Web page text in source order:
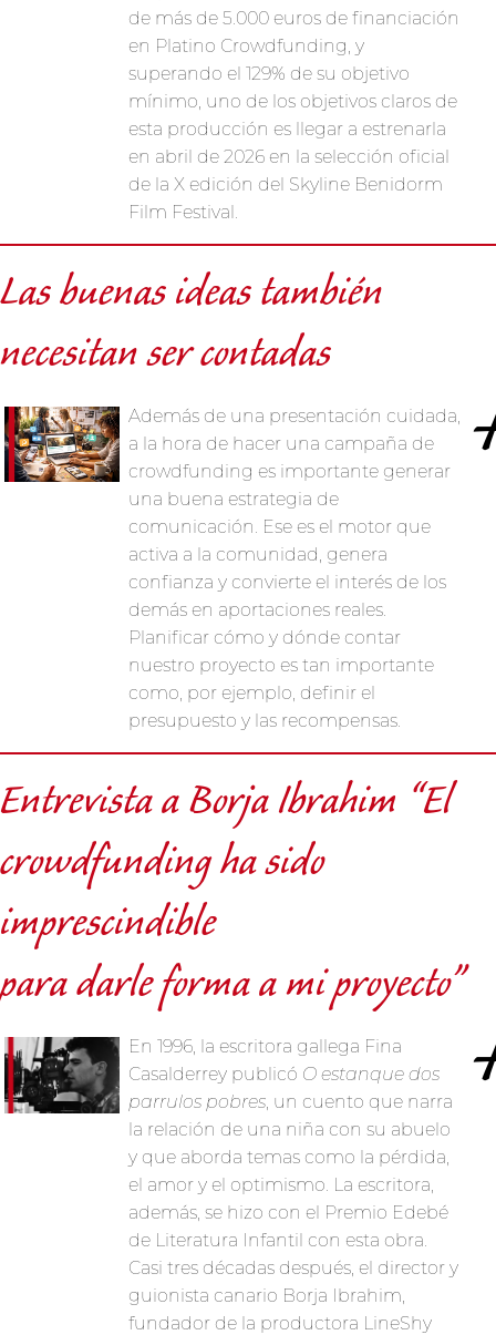
de más de 5.000 euros de financiación
en Platino Crowdfunding, y
superando el 129% de su objetivo
mínimo, uno de los objetivos claros de
esta producción es llegar a estrenarla
en abril de 2026 en la selección oficial
de la X edición del Skyline Benidorm
Film Festival.
Las buenas ideas también
necesitan ser contadas
Además de una presentación cuidada,
a la hora de hacer una campaña de
crowdfunding es importante generar
una buena estrategia de
comunicación. Ese es el motor que
activa a la comunidad, genera
confianza y convierte el interés de los
demás en aportaciones reales.
Planificar cómo y dónde contar
nuestro proyecto es tan importante
como, por ejemplo, definir el
presupuesto y las recompensas.
Entrevista a Borja Ibrahim “El
crowdfunding ha sido
imprescindible
para darle forma a mi proyecto”
En 1996, la escritora gallega Fina
Casalderrey publicó O estanque dos
parrulos pobres , un cuento que narra
la relación de una niña con su abuelo
y que aborda temas como la pérdida,
el amor y el optimismo. La escritora,
además, se hizo con el Premio Edebé
de Literatura Infantil con esta obra.
Casi tres décadas después, el director y
guionista canario Borja Ibrahim,
fundador de la productora LineShy